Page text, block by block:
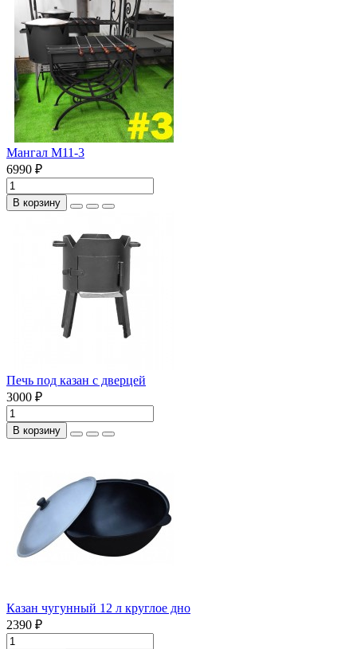
Мангал М11-3
6990 ₽
В корзину
Печь под казан с дверцей
3000 ₽
В корзину
Казан чугунный 12 л круглое дно
2390 ₽